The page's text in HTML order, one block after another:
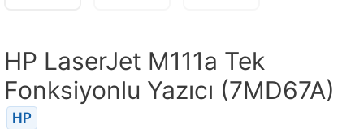
HP LaserJet M111a Tek
Fonksiyonlu Yazıcı (7MD67A)
HP